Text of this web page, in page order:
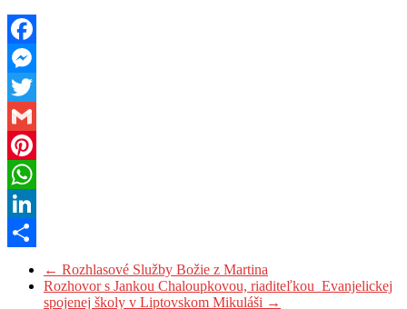
Facebook
Messenger
Twitter
Gmail
Pinterest
WhatsApp
LinkedIn
← Rozhlasové Služby Božie z Martina
Rozhovor s Jankou Chaloupkovou, riaditeľkou Evanjelickej
spojenej školy v Liptovskom Mikuláši →